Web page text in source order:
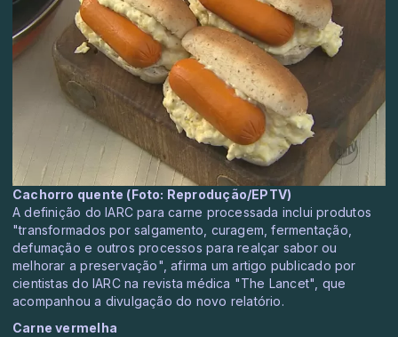
Cachorro quente (Foto: Reprodução/EPTV)
A definição do IARC para carne processada inclui produtos
"transformados por salgamento, curagem, fermentação,
defumação e outros processos para realçar sabor ou
melhorar a preservação", afirma um artigo publicado por
cientistas do IARC na revista médica "The Lancet", que
acompanhou a divulgação do novo relatório.
Carne vermelha